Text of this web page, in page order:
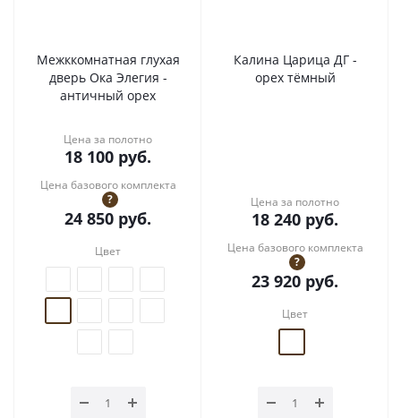
Межккомнатная глухая
дверь Ока Элегия -
античный орех
Цена за полотно
18 100 руб.
Цена базового комплекта
?
24 850 руб.
Цвет
Калина Царица ДГ -
орех тёмный
Цена за полотно
18 240 руб.
Цена базового комплекта
?
23 920 руб.
Цвет